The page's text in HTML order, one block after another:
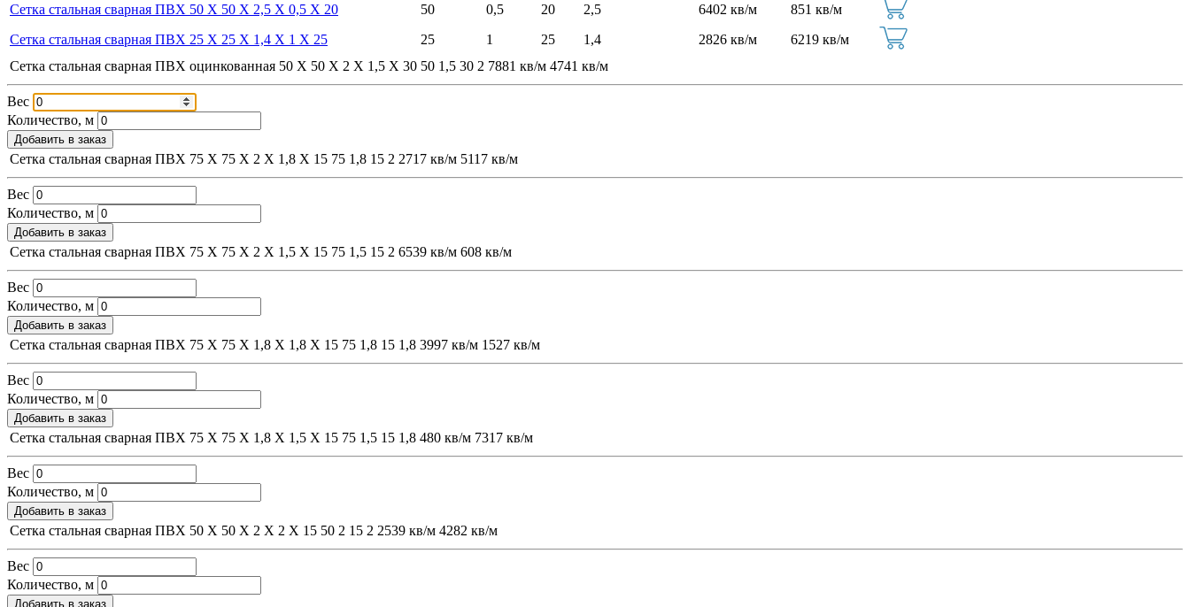
Сетка стальная сварная ПВХ 50 Х 50 Х 2,5 Х 0,5 Х 20
50 0,5 20 2,5 6402 кв/м
851 кв/м
Сетка стальная сварная ПВХ 25 Х 25 Х 1,4 Х 1 Х 25
25 1 25 1,4 2826 кв/м
6219 кв/м
Сетка стальная сварная ПВХ оцинкованная 50 Х 50 Х 2 Х 1,5 Х 30 50 1,5 30 2 7881 кв/м 4741 кв/м
Вес
Количество, м
Добавить в заказ
Сетка стальная сварная ПВХ 75 Х 75 Х 2 Х 1,8 Х 15 75 1,8 15 2 2717 кв/м 5117 кв/м
Вес
Количество, м
Добавить в заказ
Сетка стальная сварная ПВХ 75 Х 75 Х 2 Х 1,5 Х 15 75 1,5 15 2 6539 кв/м 608 кв/м
Вес
Количество, м
Добавить в заказ
Сетка стальная сварная ПВХ 75 Х 75 Х 1,8 Х 1,8 Х 15 75 1,8 15 1,8 3997 кв/м 1527 кв/м
Вес
Количество, м
Добавить в заказ
Сетка стальная сварная ПВХ 75 Х 75 Х 1,8 Х 1,5 Х 15 75 1,5 15 1,8 480 кв/м 7317 кв/м
Вес
Количество, м
Добавить в заказ
Сетка стальная сварная ПВХ 50 Х 50 Х 2 Х 2 Х 15 50 2 15 2 2539 кв/м 4282 кв/м
Вес
Количество, м
Добавить в заказ